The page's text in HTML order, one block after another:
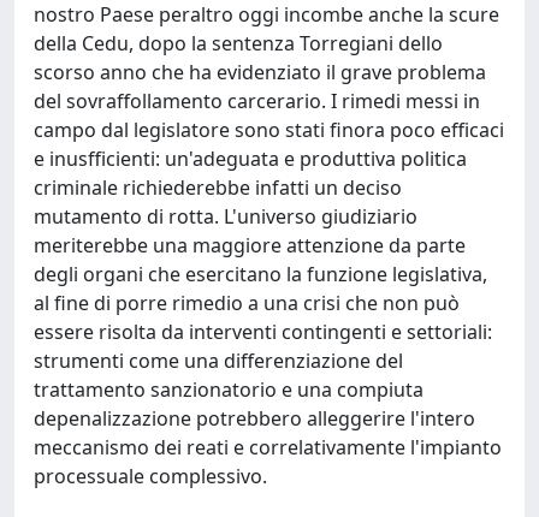
nostro Paese peraltro oggi incombe anche la scure
della Cedu, dopo la sentenza Torregiani dello
scorso anno che ha evidenziato il grave problema
del sovraffollamento carcerario. I rimedi messi in
campo dal legislatore sono stati finora poco efficaci
e inusfficienti: un'adeguata e produttiva politica
criminale richiederebbe infatti un deciso
mutamento di rotta. L'universo giudiziario
meriterebbe una maggiore attenzione da parte
degli organi che esercitano la funzione legislativa,
al fine di porre rimedio a una crisi che non può
essere risolta da interventi contingenti e settoriali:
strumenti come una differenziazione del
trattamento sanzionatorio e una compiuta
depenalizzazione potrebbero alleggerire l'intero
meccanismo dei reati e correlativamente l'impianto
processuale complessivo.